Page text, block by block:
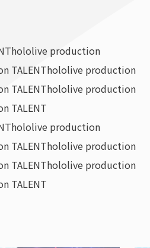
hololive production
TALENThololive production
TALENThololive production
TALENT
hololive production
TALENThololive production
TALENThololive production
TALENT